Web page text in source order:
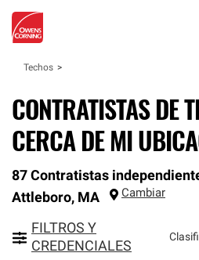
Techos
CONTRATISTAS DE
CERCA DE MI
87 Contratistas
Attleboro, MA Cambiar
FILTROS Y
CREDENCIALES